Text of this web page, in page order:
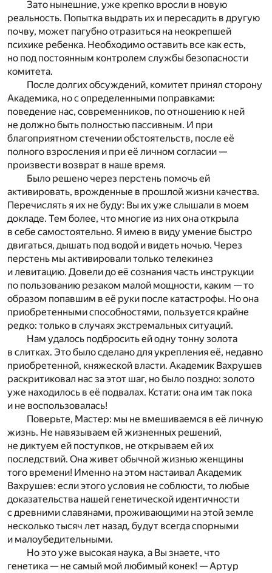
Зато нынешние, уже крепко вросли в новую
реальность. Попытка выдрать их и пересадить в другую
почву, может пагубно отразиться на неокрепшей
психике ребенка. Необходимо оставить все как есть,
но под постоянным контролем службы безопасности
комитета.
После долгих обсуждений, комитет принял сторону
Академика, но с определенными поправками:
поведение нас, современников, по отношению к ней
не должно быть полностью пассивным. И при
благоприятном стечении обстоятельств, после её
полного взросления и при её личном согласии —
произвести возврат в наше время.
Было решено через перстень помочь ей
активировать, врожденные в прошлой жизни качества.
Перечислять я их не буду: Вы их уже слышали в моем
докладе. Тем более, что многие из них она открыла
в себе самостоятельно. Я имею в виду умение быстро
двигаться, дышать под водой и видеть ночью. Через
перстень мы активировали только телекинез
и левитацию. Довели до её сознания часть инструкции
по пользованию резаком малой мощности, каким — то
образом попавшим в её руки после катастрофы. Но она
приобретенными способностями, пользуется крайне
редко: только в случаях экстремальных ситуаций.
Нам удалось подбросить ей одну тонну золота
в слитках. Это было сделано для укрепления её, недавно
приобретенной, княжеской власти. Академик Вахрушев
раскритиковал нас за этот шаг, но было поздно: золото
уже находилось в её подвалах. Кстати: она им так пока
и не воспользовалась!
Поверьте, Мастер: мы не вмешиваемся в её личную
жизнь. Не навязываем ей жизненных решений,
не диктуем ей поступков, не открываем ей их
последствий. Она живет обычной жизнью женщины
того времени! Именно на этом настаивал Академик
Вахрушев: если этого условия не соблюсти, то любые
доказательства нашей генетической идентичности
с древними славянами, проживающими на этой земле
несколько тысяч лет назад, будут всегда спорными
и малоубедительными.
Но это уже высокая наука, а Вы знаете, что
генетика — не самый мой любимый конек! — Артур